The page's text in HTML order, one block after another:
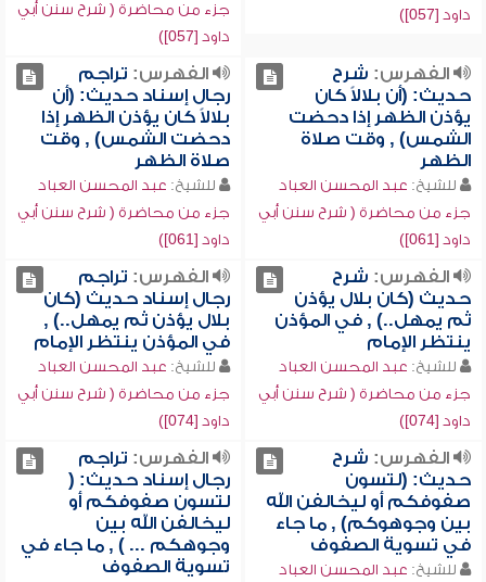
داود [057])
جزء من محاضرة ( شرح سنن أبي
داود [057])
الفهرس: شرح
حديث: (أن بلالاً كان
يؤذن الظهر إذا دحضت
الشمس) , وقت صلاة
الظهر
للشيخ: عبد المحسن العباد
جزء من محاضرة ( شرح سنن أبي
داود [061])
الفهرس: تراجم
رجال إسناد حديث: (أن
بلالاً كان يؤذن الظهر إذا
دحضت الشمس) , وقت
صلاة الظهر
للشيخ: عبد المحسن العباد
جزء من محاضرة ( شرح سنن أبي
داود [061])
الفهرس: شرح
حديث (كان بلال يؤذن
ثم يمهل..) , في المؤذن
ينتظر الإمام
للشيخ: عبد المحسن العباد
جزء من محاضرة ( شرح سنن أبي
داود [074])
الفهرس: تراجم
رجال إسناد حديث (كان
بلال يؤذن ثم يمهل..) ,
في المؤذن ينتظر الإمام
للشيخ: عبد المحسن العباد
جزء من محاضرة ( شرح سنن أبي
داود [074])
الفهرس: شرح
حديث: (لتسون
صفوفكم أو ليخالفن الله
بين وجوهوكم) , ما جاء
في تسوية الصفوف
للشيخ: عبد المحسن العباد
الفهرس: تراجم
رجال إسناد حديث: (
لتسون صفوفكم أو
ليخالفن الله بين
وجوهكم ... ) , ما جاء في
تسوية الصفوف